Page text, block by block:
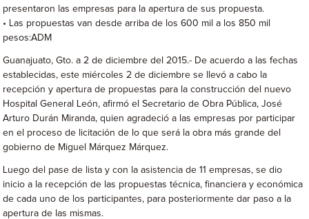
presentaron las empresas para la apertura de sus propuesta.
• Las propuestas van desde arriba de los 600 mil a los 850 mil
pesos:ADM
Guanajuato, Gto. a 2 de diciembre del 2015.- De acuerdo a las fechas
establecidas, este miércoles 2 de diciembre se llevó a cabo la
recepción y apertura de propuestas para la construcción del nuevo
Hospital General León, afirmó el Secretario de Obra Pública, José
Arturo Durán Miranda, quien agradeció a las empresas por participar
en el proceso de licitación de lo que será la obra más grande del
gobierno de Miguel Márquez Márquez.
Luego del pase de lista y con la asistencia de 11 empresas, se dio
inicio a la recepción de las propuestas técnica, financiera y económica
de cada uno de los participantes, para posteriormente dar paso a la
apertura de las mismas.